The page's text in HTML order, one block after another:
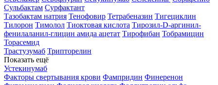
Сульбактам Сурфактант
Тазобактам натрия Тенофовир Тетрабеназин Тигециклин
Тилорон Тимолол Тиоктовая кислота Тирозил-D-аргинил-
фенилаланил-глицин амида ацетат Тирофибан Тобрамицин
Торасемид
Трастузумаб Трипторелин
Показать ещё
Устекинумаб
Факторы свертывания крови Фампридин Финеренон